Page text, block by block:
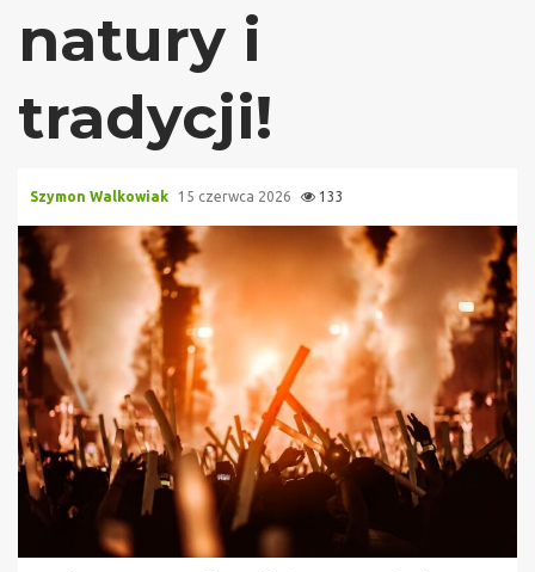
natury i
tradycji!
Szymon Walkowiak 15 czerwca 2026 133